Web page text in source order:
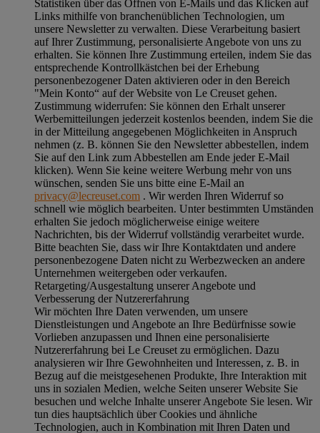
Statistiken über das Öffnen von E-Mails und das Klicken auf
Links mithilfe von branchenüblichen Technologien, um
unsere Newsletter zu verwalten. Diese Verarbeitung basiert
auf Ihrer Zustimmung, personalisierte Angebote von uns zu
erhalten. Sie können Ihre Zustimmung erteilen, indem Sie das
entsprechende Kontrollkästchen bei der Erhebung
personenbezogener Daten aktivieren oder in den Bereich
"Mein Konto“ auf der Website von Le Creuset gehen.
Zustimmung widerrufen: Sie können den Erhalt unserer
Werbemitteilungen jederzeit kostenlos beenden, indem Sie die
in der Mitteilung angegebenen Möglichkeiten in Anspruch
nehmen (z. B. können Sie den Newsletter abbestellen, indem
Sie auf den Link zum Abbestellen am Ende jeder E-Mail
klicken). Wenn Sie keine weitere Werbung mehr von uns
wünschen, senden Sie uns bitte eine E-Mail an
privacy@lecreuset.com . Wir werden Ihren Widerruf so
schnell wie möglich bearbeiten. Unter bestimmten Umständen
erhalten Sie jedoch möglicherweise einige weitere
Nachrichten, bis der Widerruf vollständig verarbeitet wurde.
Bitte beachten Sie, dass wir Ihre Kontaktdaten und andere
personenbezogene Daten nicht zu Werbezwecken an andere
Unternehmen weitergeben oder verkaufen.
Retargeting/Ausgestaltung unserer Angebote und
Verbesserung der Nutzererfahrung
Wir möchten Ihre Daten verwenden, um unsere
Dienstleistungen und Angebote an Ihre Bedürfnisse sowie
Vorlieben anzupassen und Ihnen eine personalisierte
Nutzererfahrung bei Le Creuset zu ermöglichen. Dazu
analysieren wir Ihre Gewohnheiten und Interessen, z. B. in
Bezug auf die meistgesehenen Produkte, Ihre Interaktion mit
uns in sozialen Medien, welche Seiten unserer Website Sie
besuchen und welche Inhalte unserer Angebote Sie lesen. Wir
tun dies hauptsächlich über Cookies und ähnliche
Technologien, auch in Kombination mit Ihren Daten und